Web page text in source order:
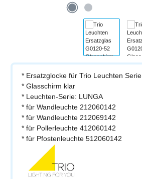
* Ersatzglocke für Trio Leuchten Serie
* Glasschirm klar
* Leuchten-Serie: LUNGA
* für Wandleuchte 212060142
* für Wandleuchte 212069142
* für Pollerleuchte 412060142
* für Pfostenleuchte 512060142